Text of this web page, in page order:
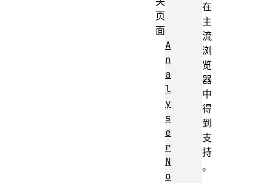
在
主
流
浏
览
器
中
得
到
支
持
。
页
面
A
n
a
l
y
s
e
r
N
o